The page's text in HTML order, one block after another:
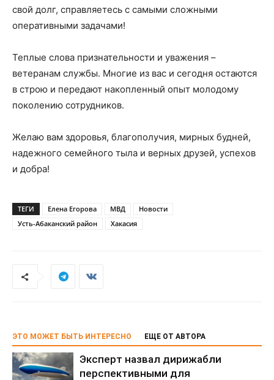
свой долг, справляетесь с самыми сложными
оперативными задачами!
Теплые слова признательности и уважения –
ветеранам службы. Многие из вас и сегодня остаются
в строю и передают накопленный опыт молодому
поколению сотрудников.
Желаю вам здоровья, благополучия, мирных будней,
надежного семейного тыла и верных друзей, успехов
и добра!
ТЕГИ Елена Егорова МВД
Новости
Усть-Абаканский район
Хакасия
ЭТО МОЖЕТ БЫТЬ ИНТЕРЕСНО ЕЩЕ ОТ АВТОРА
Эксперт назвал дирижабли
перспективными для